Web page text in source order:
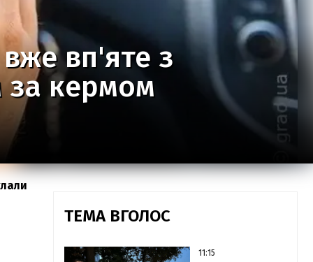
вп'яте з
за кермом
ТЕМА ВГОЛОС
11:15